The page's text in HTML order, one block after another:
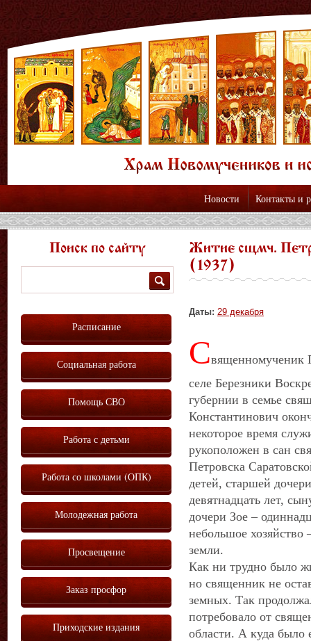
Новости Контакты и
Житие сщмч.
(1937)
Даты: 29 декабря
Священномученик
селе Березники
губернии в семье
Константинович
некоторое время
рукоположен в сан
Петровска
детей, старшей
девятнадцать лет,
дочери Зое –
небольшое хозяйство
земли.
Как ни трудно было
но священник не
земных. Так
потребовало от
области. А куда было
Поиск по сайту
Расписание
Социальная работа
Помощь СВО
Работа с детьми
Работа со школами (ОПК)
Молодежная работа
Просвещение
Заказ просфор
Приходские издания